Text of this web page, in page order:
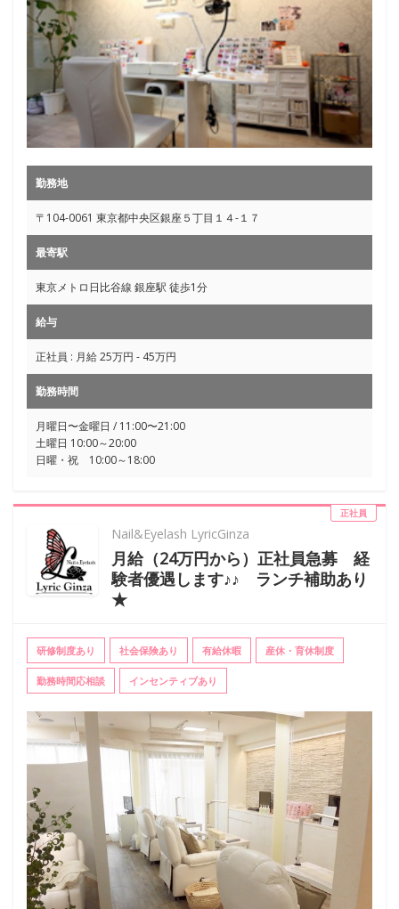
勤務地
〒104-0061 東京都中央区銀座５丁目１４-１７
最寄駅
東京メトロ日比谷線 銀座駅 徒歩1分
給与
正社員 : 月給 25万円 - 45万円
勤務時間
月曜日〜金曜日 / 11:00〜21:00
土曜日 10:00～20:00
日曜・祝 10:00～18:00
正社員
Nail&Eyelash LyricGinza
月給（24万円から）正社員急募 経
験者優遇します♪♪ ランチ補助あり
★
研修制度あり 社会保険あり 有給休暇 産休・育休制度
勤務時間応相談 インセンティブあり